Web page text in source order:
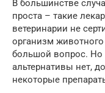
В большинстве
проста – такие
ветеринарии не
организм
большой вопрос. Но
альтернативы нет,
некоторые